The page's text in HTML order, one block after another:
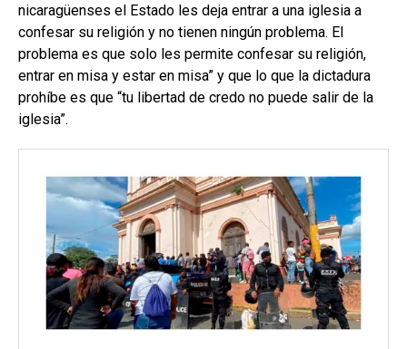
nicaragüenses el Estado les deja entrar a una iglesia a
confesar su religión y no tienen ningún problema. El
problema es que solo les permite confesar su religión,
entrar en misa y estar en misa” y que lo que la dictadura
prohíbe es que “tu libertad de credo no puede salir de la
iglesia”.